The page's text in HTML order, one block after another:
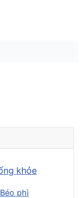
khỏe
Béo phì